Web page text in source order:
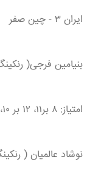
ایران ۳ - چین صفر
بنیامین فرجی( رنکینگ ۱۳۷ جهان) ۳ - لین شیدونگ ( رنکینگ ۲
امتیاز: ۸ بر۱۱، ۱۲ بر ۱۰، ۵ بر ۱۱، ۱۱ بر ۹
نوشاد عالمیان ( رنکینگ ۸۲ جهان) ۱ - لیانگ ( رنکینگ ۷